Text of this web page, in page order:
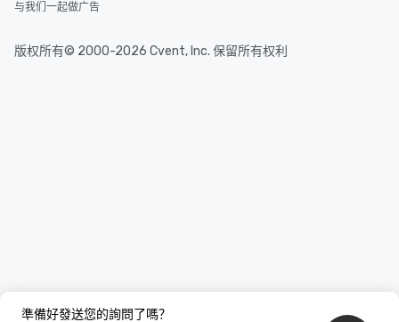
準備好發送您的詢問了嗎？
与我们一起做广告
版权所有© 2000-2026 Cvent, Inc. 保留所有权利